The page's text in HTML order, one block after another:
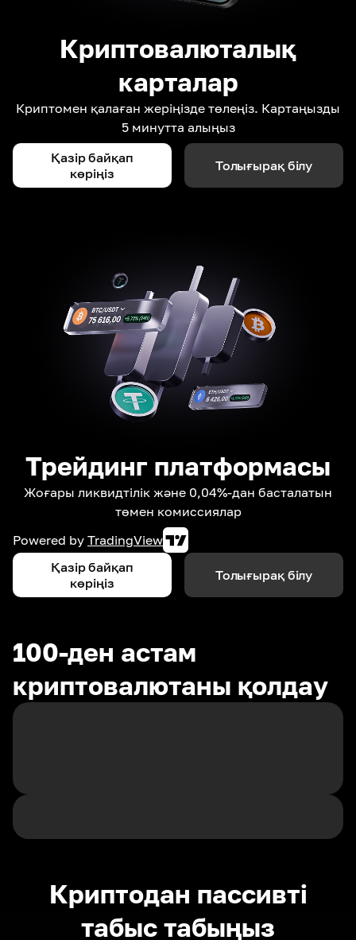
Криптовалюталық
карталар
Криптомен қалаған жеріңізде төлеңіз. Картаңызды
5 минутта алыңыз
Қазір байқап
көріңіз
Толығырақ білу
Трейдинг платформасы
Жоғары ликвидтілік және 0,04%-дан басталатын
төмен комиссиялар
Powered by TradingView
Қазір байқап
көріңіз
Толығырақ білу
100-ден астам
криптовалютаны қолдау
Криптодан пассивті
табыс табыңыз